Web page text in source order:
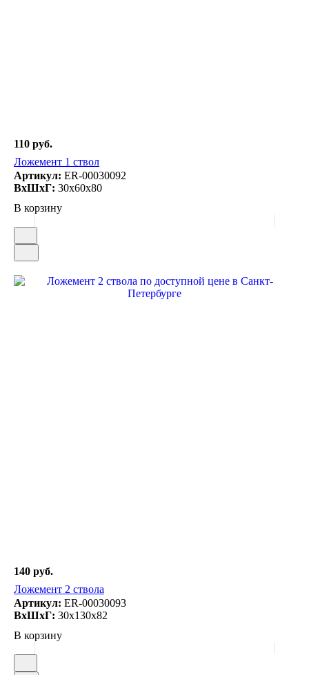
110 руб.
Ложемент 1 ствол
Артикул: ER-00030092
ВxШxГ: 30x60x80
В корзину
140 руб.
Ложемент 2 ствола
Артикул: ER-00030093
ВxШxГ: 30x130x82
В корзину